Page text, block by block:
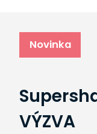
Novinka
VÝZVA